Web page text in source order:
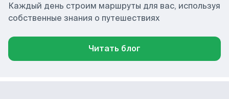
Каждый день строим маршруты для вас, используя
собственные знания о путешествиях
Читать блог